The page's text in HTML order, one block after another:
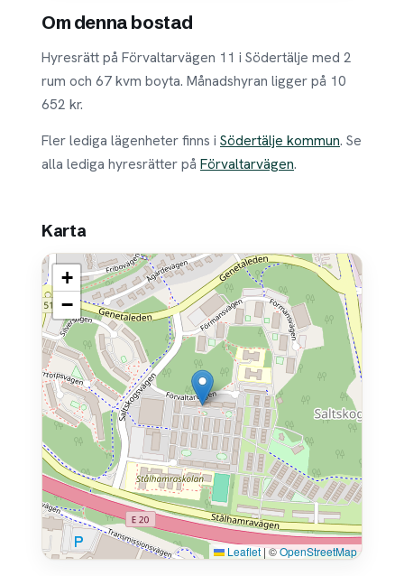
Om denna bostad
Hyresrätt på Förvaltarvägen 11 i Södertälje med 2
rum och 67 kvm boyta. Månadshyran ligger på 10
652 kr.
Fler lediga lägenheter finns i Södertälje kommun. Se
alla lediga hyresrätter på Förvaltarvägen.
Karta
+
−
Leaflet|©OpenStreetMap